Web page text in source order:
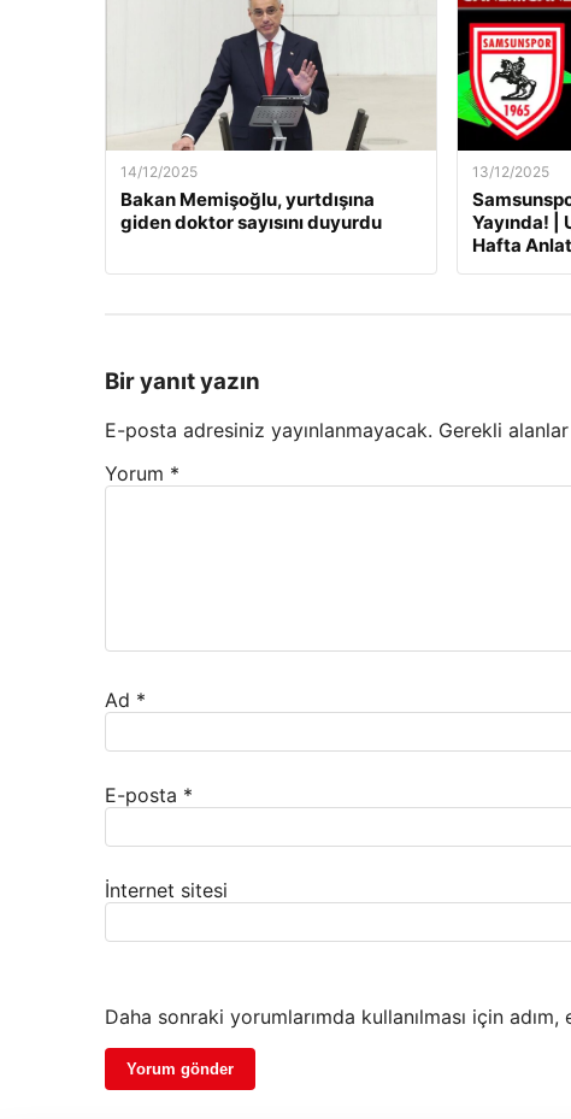
14/12/2025
Bakan Memişoğlu, yurtdışına
giden doktor sayısını duyurdu
13/12/2025
Yayında! |
Hafta
Bir yanıt yazın
E-posta adresiniz yayınlanmayacak. Gerekli alanlar
Yorum *
Ad *
E-posta *
İnternet sitesi
Daha sonraki yorumlarımda kullanılması için